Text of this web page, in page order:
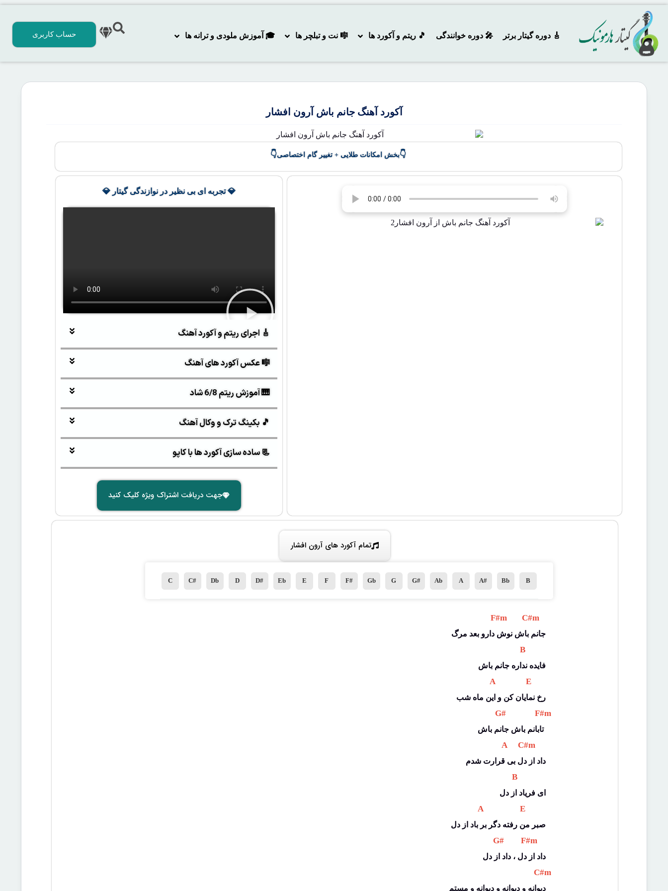
🎸 دوره‌ گیتار برتر 🎤 دوره خوانندگی 🎵 ریتم و آکورد ها 🎼 نت و تبلچر ها 🎓 آموزش ملودی و ترانه‌ ها حساب کاربری
آکورد آهنگ جانم باش آرون افشار
👇بخش امکانات طلایی + تغییر گام اختصاصی👇
💎 تجربه ای بی نظیر در نوازندگی گیتار 💎
🎸 اجرای ریتم و آکورد آهنگ
🎼 عکس آکورد های آهنگ
🎹 آموزش ریتم 6/8 شاد
🎵 بکینگ ترک و وکال آهنگ
📃 ساده سازی آکورد ها با کاپو
جهت دریافت اشتراک ویژه کلیک کنید
تمام آکورد های آرون افشار
B
Bb
A#
A
Ab
G#
G
Gb
F#
F
E
Eb
D#
D
Db
C#
C
F#m C#m
جانم باش نوش دارو بعد مرگ
B
فایده نداره جانم باش
A E
رخ نمایان کن و این ماه شب
G# F#m
تابانم باش جانم باش
A C#m
داد از دل بی قرارت شدم
B
ای فریاد از دل
A E
صبر من رفته دگر بر باد از دل
G# F#m
داد از دل ، داد از دل
C#m
دیوانه و دیوانه و دیوانه و مستم